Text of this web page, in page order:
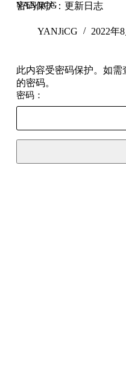
跳
YANJICG
密码保护：更新日志
YANJiCG 2022年
此内容受密码保护。如
的密码。
密码：